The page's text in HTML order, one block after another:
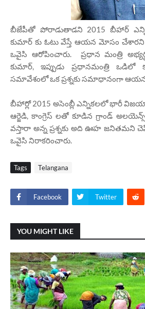
బీజేపీతో పోరాడుతాడని 2015 బీహార్
కుమార్ కు ఓటు వేస్తే ఆయన మోసం చేశారని
ఒవైసి ఆరోపించారు. ప్రధాన మంత్రి
కుమార్, ఇప్పుడు ప్రధానమంత్రి ఒడిలో
సమావేశంలో ఒక ప్రశ్నకు సమాధానంగా
బీహార్లో 2015 అసెంబ్లీ ఎన్నికలలో భారీ
ఆర్జెడి, కాంగ్రెస్ లతో కూడిన గ్రాండ్
వస్తారా అన్న ప్రశ్నకు అది ఊహ జనితమని
ఒవైసి నిరాకరించారు.
Tags Telangana
Facebook Twitter
YOU MIGHT LIKE